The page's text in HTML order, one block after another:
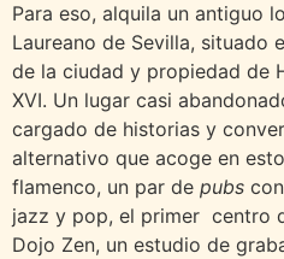
Para eso, alquila un antiguo
Laureano de Sevilla, situado
de la ciudad y propiedad de
XVI. Un lugar casi
cargado de historias y
alternativo que acoge en
flamenco, un par de pubs
jazz y pop, el primer centro
Dojo Zen, un estudio de